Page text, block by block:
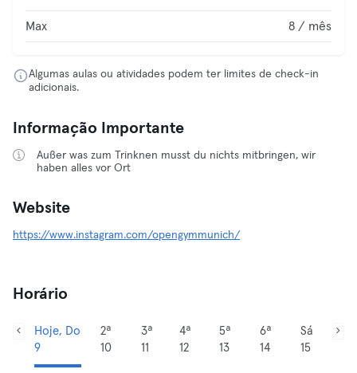
Max 8 / mês
Algumas aulas ou atividades podem ter limites de check-in
adicionais.
Informação Importante
Außer was zum Trinknen musst du nichts mitbringen, wir
haben alles vor Ort
Website
https://www.instagram.com/opengymmunich/
Horário
Hoje, Do
9
2ª
10
3ª
11
4ª
12
5ª
13
6ª
14
Sá
15